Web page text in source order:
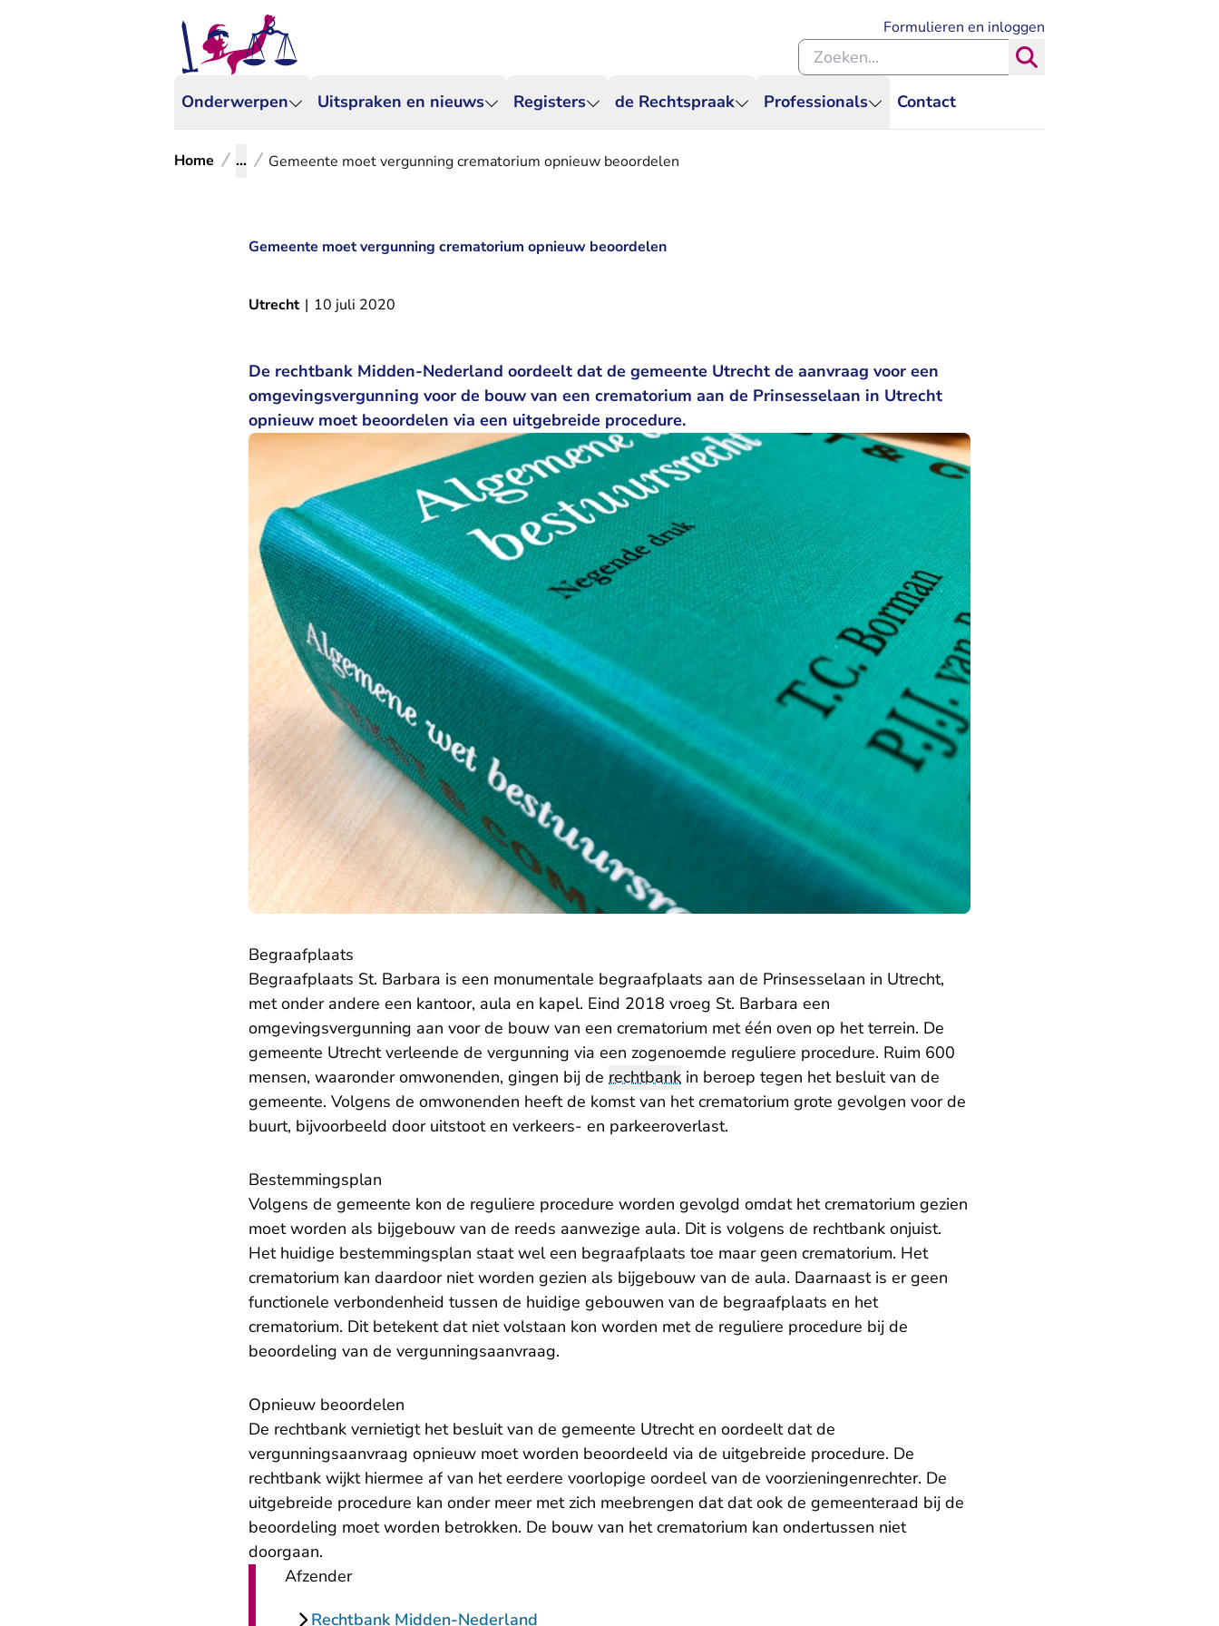
Onderwerpen Uitspraken en nieuws Registers de Rechtspraak Professionals Contact
Formulieren en inloggen
Zoeken binnen de Rechtspraak
Home ... Gemeente moet vergunning crematorium opnieuw beoordelen
Gemeente moet vergunning crematorium opnieuw beoordelen
Utrecht | 10 juli 2020
De rechtbank Midden-Nederland oordeelt dat de gemeente Utrecht de aanvraag voor een
omgevingsvergunning voor de bouw van een crematorium aan de Prinsesselaan in Utrecht
opnieuw moet beoordelen via een uitgebreide procedure.
Begraafplaats
Begraafplaats St. Barbara is een monumentale begraafplaats aan de Prinsesselaan in Utrecht,
met onder andere een kantoor, aula en kapel. Eind 2018 vroeg St. Barbara een
omgevingsvergunning aan voor de bouw van een crematorium met één oven op het terrein. De
gemeente Utrecht verleende de vergunning via een zogenoemde reguliere procedure. Ruim 600
mensen, waaronder omwonenden, gingen bij de rechtbank in beroep tegen het besluit van de
gemeente. Volgens de omwonenden heeft de komst van het crematorium grote gevolgen voor de
buurt, bijvoorbeeld door uitstoot en verkeers- en parkeeroverlast.
Bestemmingsplan
Volgens de gemeente kon de reguliere procedure worden gevolgd omdat het crematorium gezien
moet worden als bijgebouw van de reeds aanwezige aula. Dit is volgens de rechtbank onjuist.
Het huidige bestemmingsplan staat wel een begraafplaats toe maar geen crematorium. Het
crematorium kan daardoor niet worden gezien als bijgebouw van de aula. Daarnaast is er geen
functionele verbondenheid tussen de huidige gebouwen van de begraafplaats en het
crematorium. Dit betekent dat niet volstaan kon worden met de reguliere procedure bij de
beoordeling van de vergunningsaanvraag.
Opnieuw beoordelen
De rechtbank vernietigt het besluit van de gemeente Utrecht en oordeelt dat de
vergunningsaanvraag opnieuw moet worden beoordeeld via de uitgebreide procedure. De
rechtbank wijkt hiermee af van het eerdere voorlopige oordeel van de voorzieningenrechter. De
uitgebreide procedure kan onder meer met zich meebrengen dat dat ook de gemeenteraad bij de
beoordeling moet worden betrokken. De bouw van het crematorium kan ondertussen niet
doorgaan.
Afzender
Rechtbank Midden-Nederland